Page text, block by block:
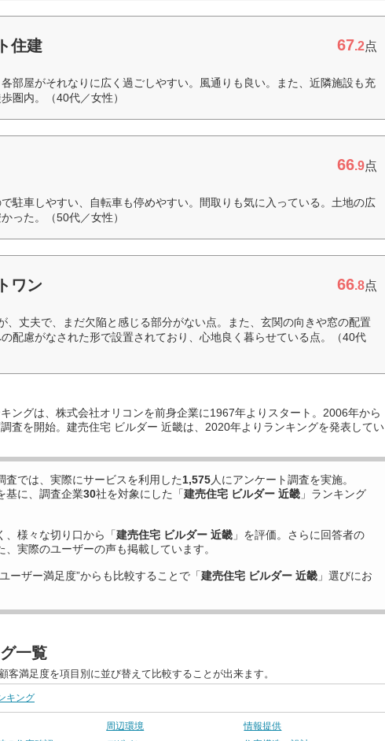
住建 67.2点
部屋がそれなりに広く過ごしやすい。風通りも良い。また、近隣施設も充
圏内。（40代／女性）
66.9点
駐車しやすい、自転車も停めやすい。間取りも気に入っている。土地の広
った。（50代／女性）
ワン 66.8点
、丈夫で、まだ欠陥と感じる部分がない点。また、玄関の向きや窓の配置
配慮がなされた形で設置されており、心地良く暮らせている点。（40代
ングは、株式会社オリコンを前身企業に1967年よりスタート。2006年から
査を開始。建売住宅 ビルダー 近畿は、2020年よりランキングを発表してい
査では、実際にサービスを利用した1,575人にアンケート調査を実施。
基に、調査企業30社を対象にした「建売住宅 ビルダー 近畿 」ランキング
、様々な切り口から「建売住宅 ビルダー 近畿 」を評価。さらに回答者の
、実際のユーザーの声も掲載しています。
ーザー満足度”からも比較することで「建売住宅 ビルダー 近畿 」選びにお
一覧
客満足度を項目別に並び替えて比較することが出来ます。
キング
周辺環境
情報提供